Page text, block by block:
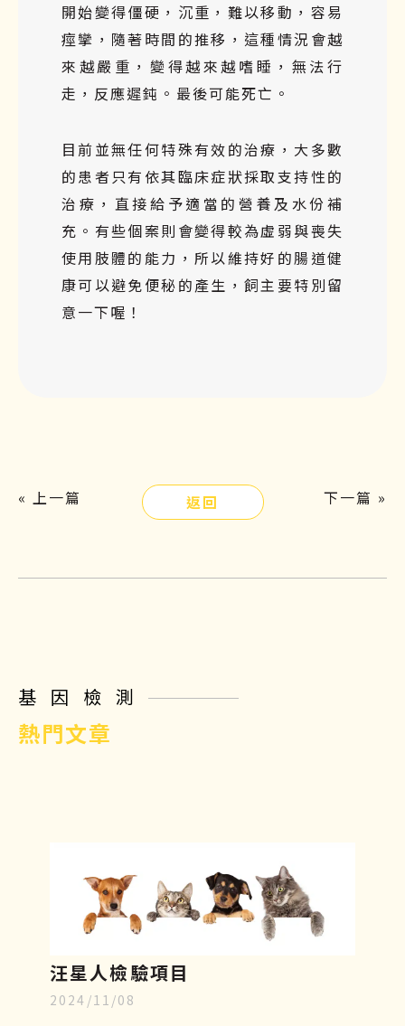
開始變得僵硬，沉重，難以移動，容易
痙攣，隨著時間的推移，這種情況 會越
來越嚴重 ，變得越來越嗜睡，無法行
走，反應遲鈍。最後可能死亡 。
目前並無任何特殊有效的治療，大多數
的患者只有依其臨床症狀採取支持性的
治療，直接給予適當的營養及水份補
充。有些個案則會變得較為虛弱與喪失
使用肢體的能力，所以維持好的腸道健
康可以避免便秘的產生，飼主要特別留
意一下喔！
« 上一篇 返回 下一篇 »
基因檢測
熱門文章
汪星人檢驗項目
2024/11/08